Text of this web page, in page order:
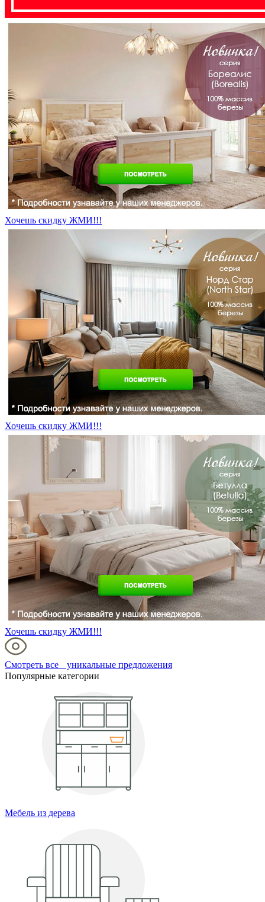
Хочешь скидку ЖМИ!!!
Хочешь скидку ЖМИ!!!
Хочешь скидку ЖМИ!!!
Смотреть все уникальные предложения
Популярные категории
Мебель из дерева